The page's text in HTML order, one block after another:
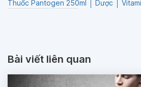
Thuốc Pantogen 250ml
Dược
Bài viết liên quan